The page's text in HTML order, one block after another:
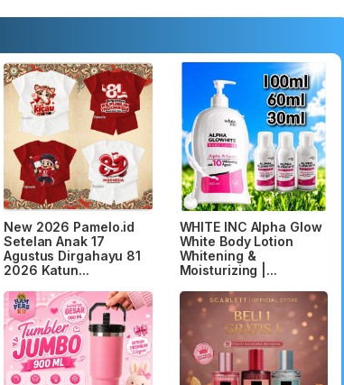
New 2026 Pamelo.id
Setelan Anak 17
Agustus Dirgahayu 81
2026 Katun...
WHITE INC Alpha Glow
White Body Lotion
Whitening &
Moisturizing |...